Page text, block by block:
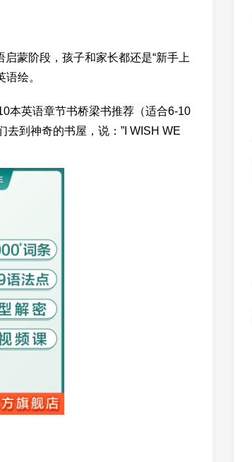
蒙阶段，孩子和家长都还是“新手上
绘。
本英语章节书桥梁书推荐（适合6-10
到神奇的书屋，说：”I WISH WE